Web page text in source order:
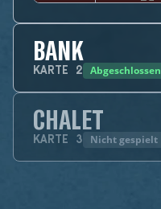
BANK
KARTE 2 Abgeschlossen
CHALET
KARTE 3 Nicht gespielt